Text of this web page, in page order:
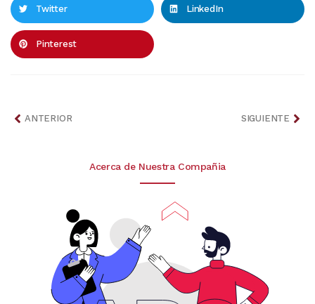
Twitter LinkedIn
Pinterest
ANTERIOR SIGUIENTE
Acerca de Nuestra Compañia